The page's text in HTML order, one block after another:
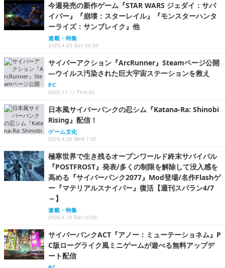
今週発売の新作ゲーム『STAR WARS ジェダイ：サバ
イバー』『崩壊：スターレイル』『モンスターハンタ
ーライズ：サンブレイク』他
連載・特集
2023.4.23 Sun 20:30
サイバーアクション『ArcRunner』Steamページ公開
―ウイルス汚染された巨大宇宙ステーションを救え
PC
2022.11.11 Fri 6:30
日本風サイバーパンクの忍シム『Katana-Ra: Shinobi
Rising』配信！
ゲーム文化
2023.4.26 Wed 7:00
極寒世界で生き残るオープンワールド終末サバイバル
『POSTFROST』発表/多くの制限を解除して没入感を
高める『サイバーパンク2077』Mod登場/名作Flashゲ
ー『マテリアルスナイパー』復活【週刊スパラン4/7
～】
連載・特集
2023.4.15 Sat 12:00
サイバーパンクACT『アノー：ミューテーショネム』P
C版ローグライク風ミニゲームが遊べる無料アップデ
ート配信